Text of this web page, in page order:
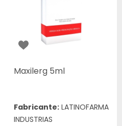
Maxilerg 5ml
Fabricante: LATINOFARMA
INDUSTRIAS